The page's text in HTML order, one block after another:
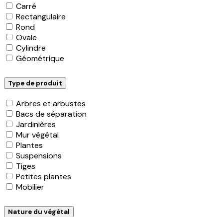
Carré
Rectangulaire
Rond
Ovale
Cylindre
Géométrique
Type de produit
Arbres et arbustes
Bacs de séparation
Jardinières
Mur végétal
Plantes
Suspensions
Tiges
Petites plantes
Mobilier
Nature du végétal